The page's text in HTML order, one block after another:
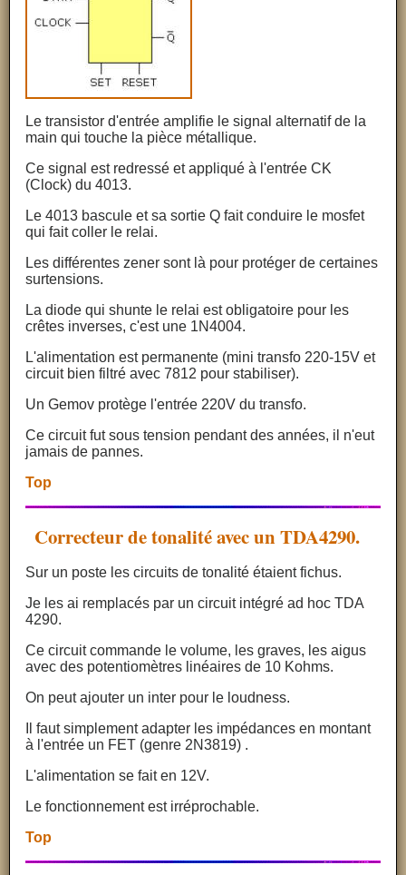
Le transistor d'entrée amplifie le signal alternatif de la
main qui touche la pièce métallique.
Ce signal est redressé et appliqué à l'entrée CK
(Clock) du 4013.
Le 4013 bascule et sa sortie Q fait conduire le mosfet
qui fait coller le relai.
Les différentes zener sont là pour protéger de certaines
surtensions.
La diode qui shunte le relai est obligatoire pour les
crêtes inverses, c'est une 1N4004.
L'alimentation est permanente (mini transfo 220-15V et
circuit bien filtré avec 7812 pour stabiliser).
Un Gemov protège l'entrée 220V du transfo.
Ce circuit fut sous tension pendant des années, il n'eut
jamais de pannes.
Top
Correcteur de tonalité avec un TDA4290.
Sur un poste les circuits de tonalité étaient fichus.
Je les ai remplacés par un circuit intégré ad hoc TDA
4290.
Ce circuit commande le volume, les graves, les aigus
avec des potentiomètres linéaires de 10 Kohms.
On peut ajouter un inter pour le loudness.
Il faut simplement adapter les impédances en montant
à l'entrée un FET (genre 2N3819) .
L'alimentation se fait en 12V.
Le fonctionnement est irréprochable.
Top